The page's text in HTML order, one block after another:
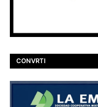
CONVRTI